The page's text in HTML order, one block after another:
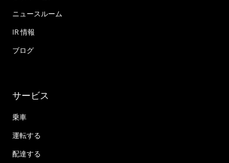
ニュースルーム
IR 情報
ブログ
サービス
乗車
運転する
配達する